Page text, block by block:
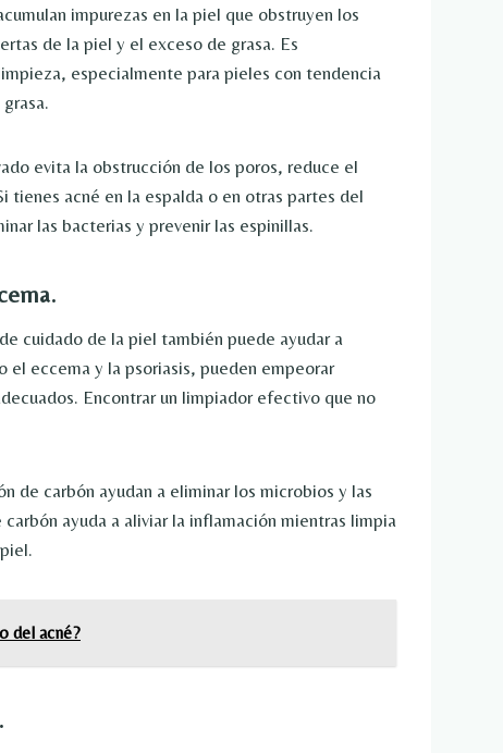
impurezas en la piel que obstruyen los
de la piel y el exceso de grasa. Es
especialmente para pieles con tendencia
evita la obstrucción de los poros, reduce el
acné en la espalda o en otras partes del
las bacterias y prevenir las espinillas.
cuidado de la piel también puede ayudar a
eccema y la psoriasis, pueden empeorar
Encontrar un limpiador efectivo que no
de carbón ayudan a eliminar los microbios y las
ayuda a aliviar la inflamación mientras limpia
del acné?